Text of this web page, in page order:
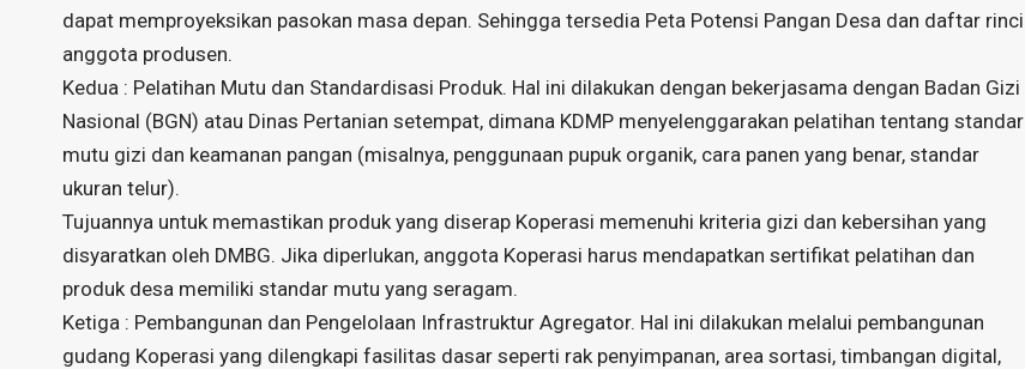
dapat memproyeksikan pasokan masa depan. Sehingga tersedia Peta Potensi Pangan Desa dan daftar rinci
anggota produsen.
Kedua : Pelatihan Mutu dan Standardisasi Produk. Hal ini dilakukan dengan bekerjasama dengan Badan Gizi
Nasional (BGN) atau Dinas Pertanian setempat, dimana KDMP menyelenggarakan pelatihan tentang standar
mutu gizi dan keamanan pangan (misalnya, penggunaan pupuk organik, cara panen yang benar, standar
ukuran telur).
Tujuannya untuk memastikan produk yang diserap Koperasi memenuhi kriteria gizi dan kebersihan yang
disyaratkan oleh DMBG. Jika diperlukan, anggota Koperasi harus mendapatkan sertifikat pelatihan dan
produk desa memiliki standar mutu yang seragam.
Ketiga : Pembangunan dan Pengelolaan Infrastruktur Agregator. Hal ini dilakukan melalui pembangunan
gudang Koperasi yang dilengkapi fasilitas dasar seperti rak penyimpanan, area sortasi, timbangan digital,